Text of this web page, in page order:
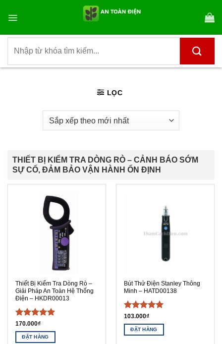
qua
dung
kiếm:
LỌC
THIẾT BỊ KIỂM TRA DÒNG RÒ – CẢNH BÁO SỚM
SỰ CỐ, ĐẢM BẢO VẬN HÀNH ỔN ĐỊNH
Thiết Bị Kiểm Tra Dòng Rò –
Giải Pháp An Toàn Hệ Thống
Điện – HKDR00013
Được xếp
hạng55
sao
170.000₫
ĐẶT HÀNG
Bút Thử Điện Stanley Thông
Minh – HATD00138
Được xếp
hạng55
sao
103.000₫
ĐẶT HÀNG